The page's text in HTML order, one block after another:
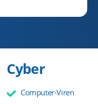
Cyber
Computer-Viren